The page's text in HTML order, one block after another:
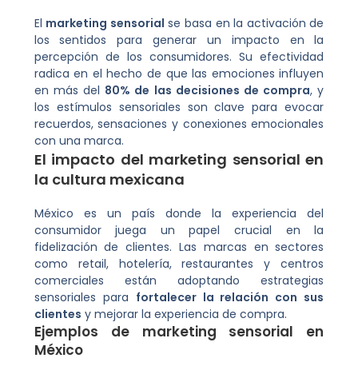
El marketing sensorial se basa en la activación de
los sentidos para generar un impacto en la
percepción de los consumidores. Su efectividad
radica en el hecho de que las emociones influyen
en más del 80% de las decisiones de compra, y
los estímulos sensoriales son clave para evocar
recuerdos, sensaciones y conexiones emocionales
con una marca.
El impacto del marketing sensorial en
la cultura mexicana
México es un país donde la experiencia del
consumidor juega un papel crucial en la
fidelización de clientes. Las marcas en sectores
como retail, hotelería, restaurantes y centros
comerciales están adoptando estrategias
sensoriales para fortalecer la relación con sus
clientes y mejorar la experiencia de compra.
Ejemplos de marketing sensorial en
México